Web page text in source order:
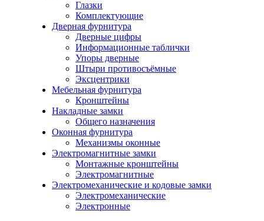
Глазки
Комплектующие
Дверная фурнитура
Дверные цифры
Информационные таблички
Упоры дверные
Штыри противосъёмные
Эксцентрики
Мебельная фурнитура
Кронштейны
Накладные замки
Общего назначения
Оконная фурнитура
Механизмы оконные
Электромагнитные замки
Монтажные кронштейны
Электромагнитные
Электромеханические и кодовые замки
Электромеханические
Электронные